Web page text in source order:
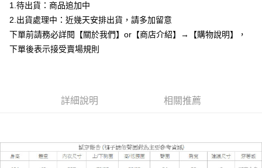
３．安心：先確認商品／服務後，再付款。
１．於結帳方式選擇「AFTEE先享後付」後，將跳轉至「AFTEE先享後付」
結帳頁面，進行簡訊認證並確認金額後，即可完成結帳。
購買商品的店家。未經商家同意取消之訂單仍視為有效，需透過AFTEE先享
客戶支援中心」https://netprotections.freshdesk.com/support/home
【注意事項】
全家付款取貨
每筆NT$85，滿NT$799(含以上)免運費
付款後全家取貨
每筆NT$85，滿NT$799(含以上)免運費
宅配
1.待出貨：商品追加中
2.出貨處理中：近幾天安排出貨，請多加留意
下單前請務必詳閱【關於我們】or【商店介紹】→【購物說明】，
下單後表示接受賣場規則
詳細說明 相關推薦